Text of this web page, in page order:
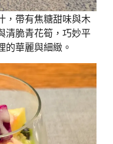
，帶有焦糖甜味與木
清脆青花筍，巧妙平
的華麗與細緻。